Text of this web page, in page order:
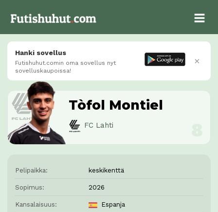
Hanki sovellus
Futishuhut.comin oma sovellus nyt
sovelluskaupoissa!
×
Tòfol Montiel
FC Lahti
Pelipaikka: keskikenttä
Sopimus: 2026
Kansalaisuus: Espanja